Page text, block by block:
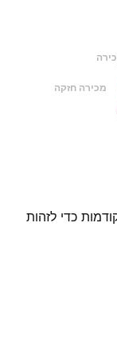
מכירה חזקה
כדי לזהות